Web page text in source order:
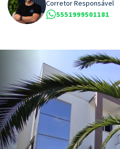
Corretor Responsável
5551999501181